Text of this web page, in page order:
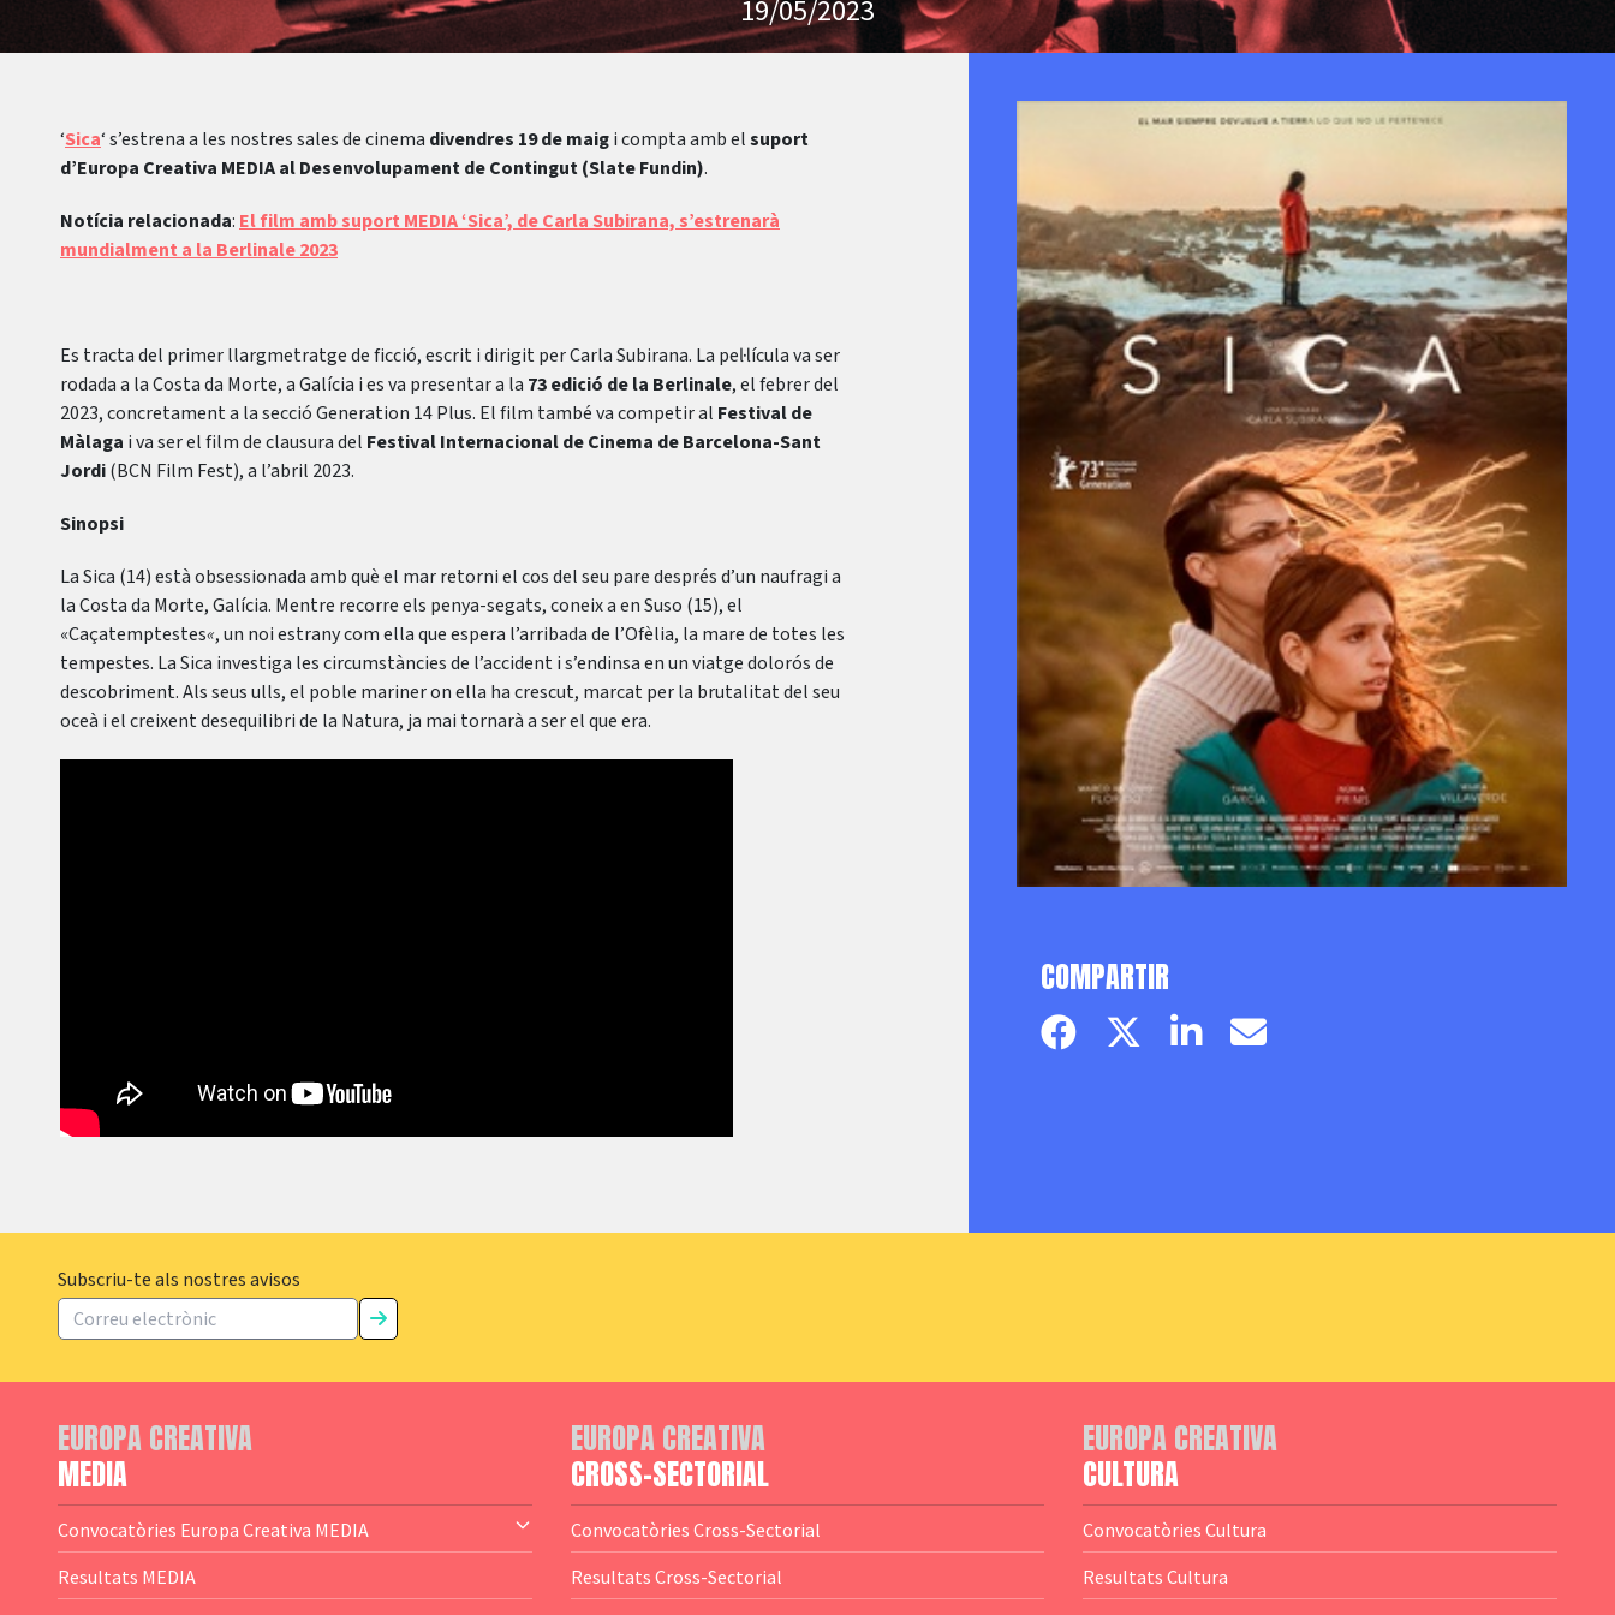
19/05/2023
‘Sica‘ s’estrena a les nostres sales de cinema divendres 19 de maigi compta amb elsuport
d’Europa Creativa MEDIA al Desenvolupament de Contingut (Slate Fundin).
Notícia relacionada: El film amb suport MEDIA ‘Sica’, de Carla Subirana, s’estrenarà
mundialment a la Berlinale 2023
Es tracta del primer llargmetratge de ficció, escrit i dirigit per Carla Subirana. La pel·lícula va ser
rodada a la Costa da Morte, a Galícia i es va presentar a la 73 edició de la Berlinale, el febrer del
2023, concretament a la secció Generation 14 Plus. El film també va competir al Festival de
Màlaga i va ser el film de clausura del Festival Internacional de Cinema de Barcelona-Sant
Jordi(BCN Film Fest), a l’abril 2023.
Sinopsi
La Sica (14) està obsessionada amb què el mar retorni el cos del seu pare després d’un naufragi a
la Costa da Morte, Galícia. Mentre recorre els penya-segats, coneix a en Suso (15), el
«Caçatemptestes«, un noi estrany com ella que espera l’arribada de l’Ofèlia, la mare de totes les
tempestes. La Sica investiga les circumstàncies de l’accident i s’endinsa en un viatge dolorós de
descobriment. Als seus ulls, el poble mariner on ella ha crescut, marcat per la brutalitat del seu
oceà i el creixent desequilibri de la Natura, ja mai tornarà a ser el que era.
COMPARTIR
Facebook pageTwitter page
LinkedinEmail
Subscriu-te als nostres avisos
EUROPA CREATIVA
MEDIA
Convocatòries Europa Creativa MEDIA
— Content Cluster
Resultats MEDIA
EUROPA CREATIVA
CROSS-SECTORIAL
Convocatòries Cross-Sectorial
Resultats Cross-Sectorial
EUROPA CREATIVA
CULTURA
Convocatòries Cultura
Resultats Cultura